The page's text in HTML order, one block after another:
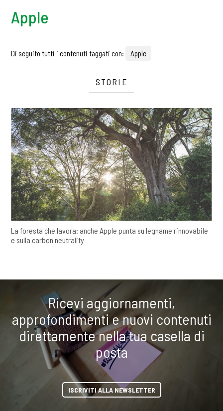
Apple
Di seguito tutti i contenuti taggati con: Apple
STORIE
La foresta che lavora: anche Apple punta su legname rinnovabile
e sulla carbon neutrality
Ricevi aggiornamenti,
approfondimenti e nuovi contenuti
direttamente nella tua casella di
posta
ISCRIVITI ALLA NEWSLETTER